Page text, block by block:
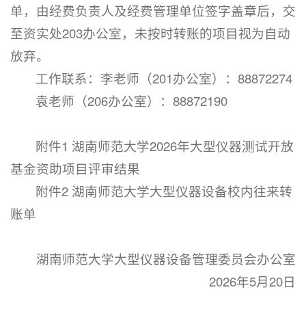
单，由经费负责人及经费管理单位签字盖章后，交
至资实处203办公室，未按时转账的项目视为自动
放弃。
工作联系：李老师（201办公室）：88872274
袁老师（206办公室）：88872190
附件1 湖南师范大学2026年大型仪器测试开放
基金资助项目评审结果
附件2 湖南师范大学大型仪器设备校内往来转
账单
湖南师范大学大型仪器设备管理委员会办公室
2026年5月20日